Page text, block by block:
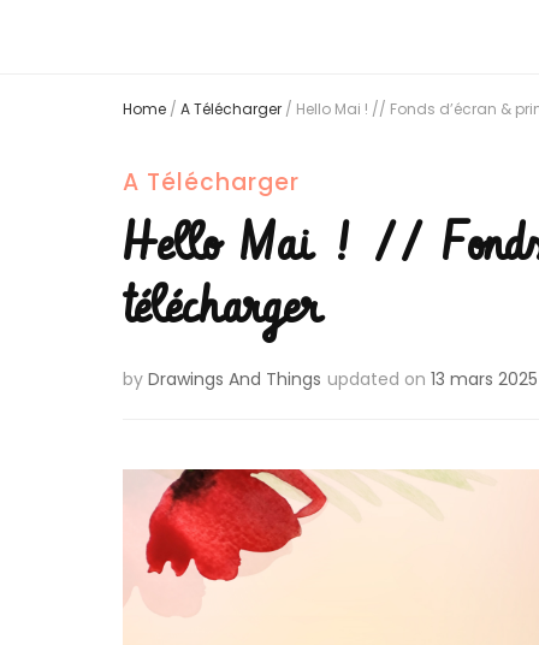
Home / A Télécharger / Hello Mai ! // Fonds d’écran &
A Télécharger
Hello Mai ! //
télécharger
by Drawings And Things updated on 13 mars 2025